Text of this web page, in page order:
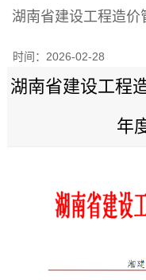
湖南省建设工程造
时间： 2026-02-28
湖南省建设工程
年